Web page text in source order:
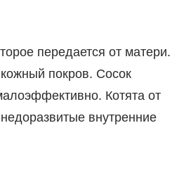
передается от матери.
покров. Сосок
Котята от
внутренние